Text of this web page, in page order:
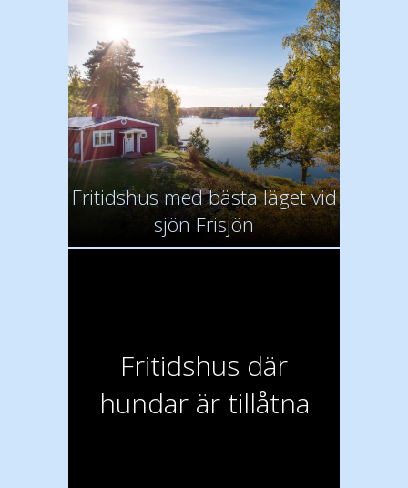
Fritidshus med bästa läget vid
sjön Frisjön
Fritidshus där
hundar är tillåtna